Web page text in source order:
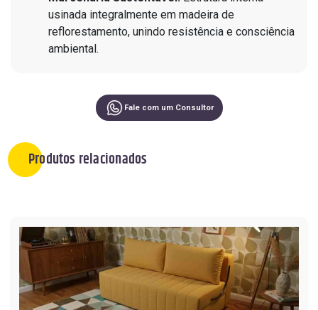
usinada integralmente em madeira de
reflorestamento, unindo resistência e consciência
ambiental.
Fale com um Consultor
Produtos relacionados